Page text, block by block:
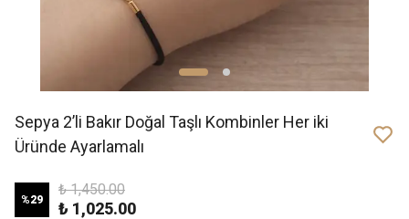
Sepya 2’li Bakır Doğal Taşlı Kombinler Her iki
Üründe Ayarlamalı
%29
₺ 1,450.00
₺ 1,025.00